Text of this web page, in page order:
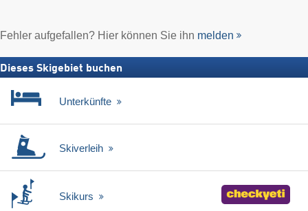
Fehler aufgefallen? Hier können Sie ihn melden
Dieses Skigebiet buchen
Unterkünfte
Skiverleih
Skikurs